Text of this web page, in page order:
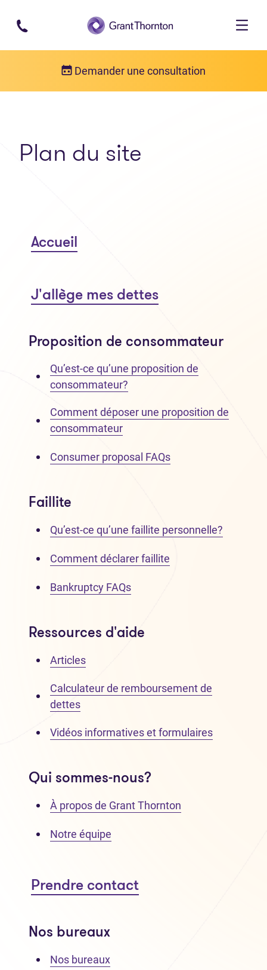
Passer au contenu principal
Demander une consultation
Plan du site
Accueil
J'allège mes dettes
Proposition de consommateur
Qu’est-ce qu’une proposition de
consommateur?
Comment déposer une proposition de
consommateur
Consumer proposal FAQs
Faillite
Qu’est-ce qu’une faillite personnelle?
Comment déclarer faillite
Bankruptcy FAQs
Ressources d'aide
Articles
Calculateur de remboursement de
dettes
Vidéos informatives et formulaires
Qui sommes-nous?
À propos de Grant Thornton
Notre équipe
Prendre contact
Nos bureaux
Nos bureaux